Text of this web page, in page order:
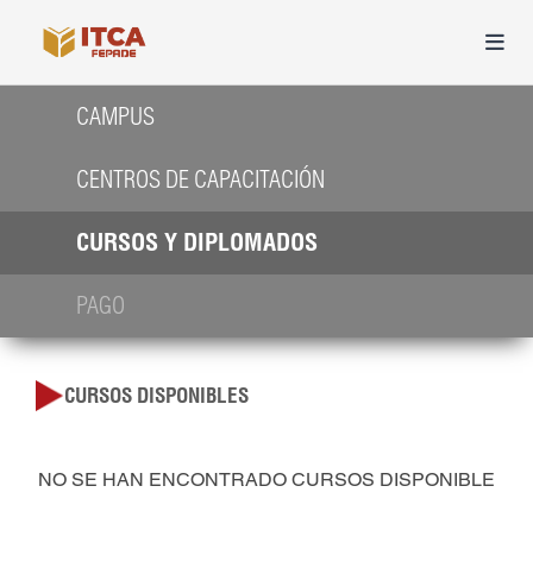
CAMPUS
CENTROS DE CAPACITACIÓN
CURSOS Y DIPLOMADOS
PAGO
CURSOS DISPONIBLES
NO SE HAN ENCONTRADO CURSOS DISPONIBLE